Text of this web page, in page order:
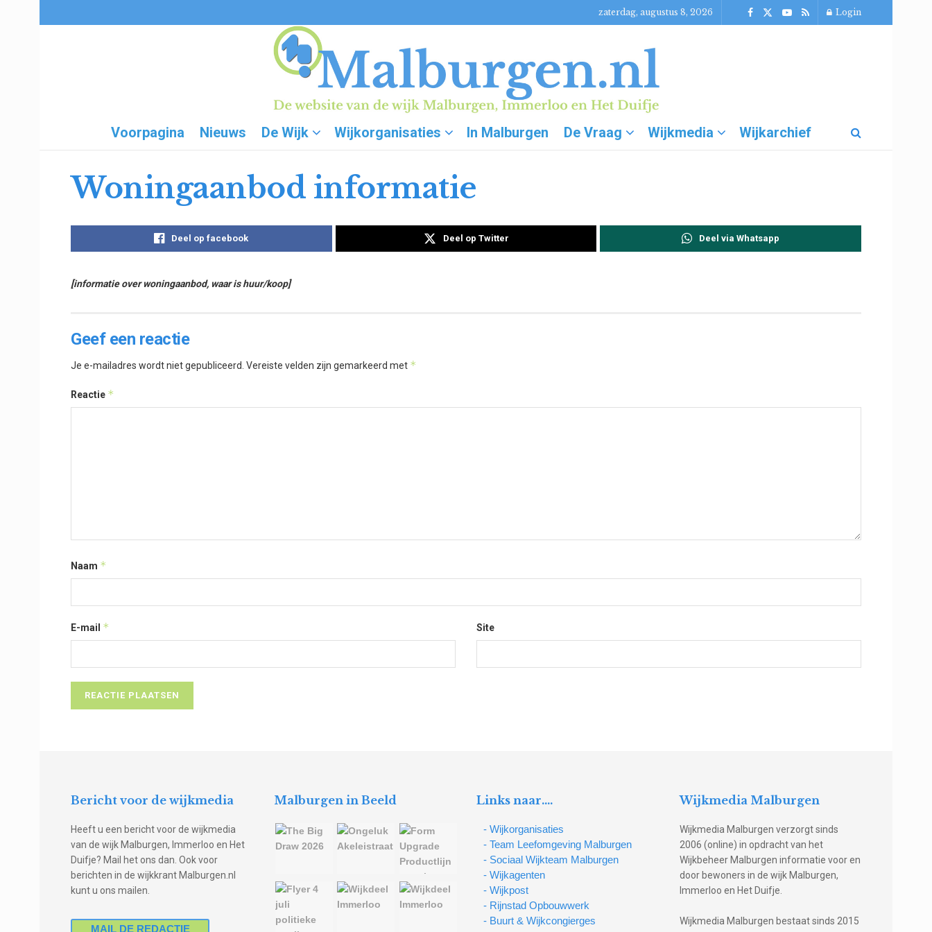
zaterdag, augustus 8, 2026 Login
Voorpagina Nieuws De Wijk Wijkorganisaties In Malburgen De Vraag Wijkmedia Wijkarchief
Woningaanbod informatie
Deel op facebook Deel op Twitter Deel via Whatsapp
[informatie over woningaanbod, waar is huur/koop]
Geef een reactie
Je e-mailadres wordt niet gepubliceerd. Vereiste velden zijn gemarkeerd met *
Reactie *
Naam *
E-mail * Site
Bericht voor de wijkmedia
Heeft u een bericht voor de wijkmedia
van de wijk Malburgen, Immerloo en Het
Duifje? Mail het ons dan. Ook voor
berichten in de wijkkrant Malburgen.nl
kunt u ons mailen.
MAIL DE REDACTIE
Malburgen in Beeld Links naar….
- Wijkorganisaties
- Team Leefomgeving Malburgen
- Sociaal Wijkteam Malburgen
- Wijkagenten
- Wijkpost
- Rijnstad Opbouwwerk
- Buurt & Wijkcongierges
Wijkmedia Malburgen
Wijkmedia Malburgen verzorgt sinds
2006 (online) in opdracht van het
Wijkbeheer Malburgen informatie voor en
door bewoners in de wijk Malburgen,
Immerloo en Het Duifje.
Wijkmedia Malburgen bestaat sinds 2015